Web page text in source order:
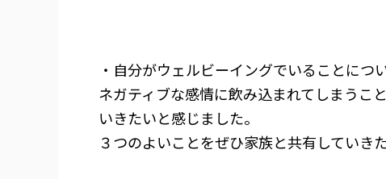
・自分がウェルビーイングでいることにつ
ネガティブな感情に飲み込まれてしまうこ
いきたいと感じました。
３つのよいことをぜひ家族と共有していきた